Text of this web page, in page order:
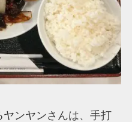
ンヤンさんは、手打